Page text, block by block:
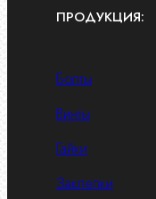
ПРОДУКЦИЯ:
Болты
Винты
Гайки
Заклепки